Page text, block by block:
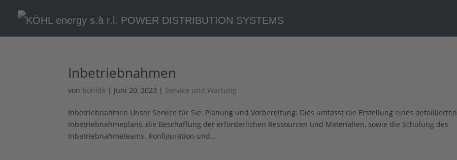
Inbetriebnahmen
von bohldk | Juni 20, 2023 | Service und Wartung
Inbetriebnahmen Unser Service für Sie: Planung und Vorbereitung: Dies umfasst die Erstellung eines detaillierten
Inbetriebnahmeplans, die Beschaffung der erforderlichen Ressourcen und Materialien, sowie die Schulung des
Inbetriebnahmeteams. Konfiguration und...